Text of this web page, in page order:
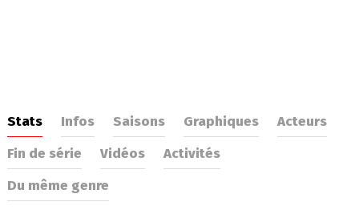
Stats Infos Saisons Graphiques
Acteurs
Fin de série
Vidéos
Activités
Du même genre